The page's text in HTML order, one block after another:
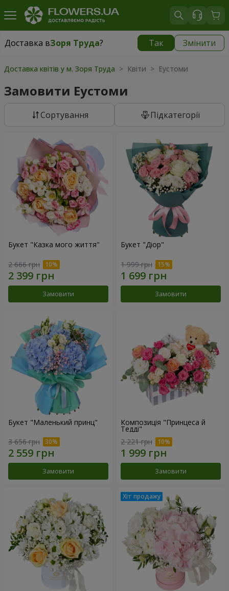
Доставка вЗоря Труда? Так Змінити
Доставка вЗоря Труда| безкоштовно
Доставка квітів у м. Зоря Труда > Квіти > Еустоми
Замовити Еустоми
Сортування Підкатегорії
Букет "Казка мого життя"
2 666 грн
Замовити
Букет "Діор"
1 999 грн
Замовити
Букет "Маленький принц"
3 656 грн
Замовити
Композиція "Принцеса й
Тедді"
2 221 грн
Замовити